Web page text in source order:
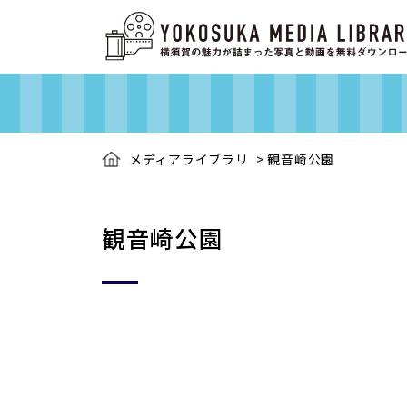
メディアライブラリ >観音崎公園
観音崎公園